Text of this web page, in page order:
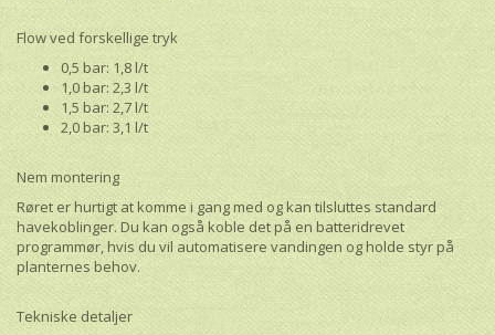
Flow ved forskellige tryk
0,5 bar: 1,8 l/t
1,0 bar: 2,3 l/t
1,5 bar: 2,7 l/t
2,0 bar: 3,1 l/t
Nem montering
Røret er hurtigt at komme i gang med og kan tilsluttes standard
havekoblinger. Du kan også koble det på en batteridrevet
programmør, hvis du vil automatisere vandingen og holde styr på
planternes behov.
Tekniske detaljer